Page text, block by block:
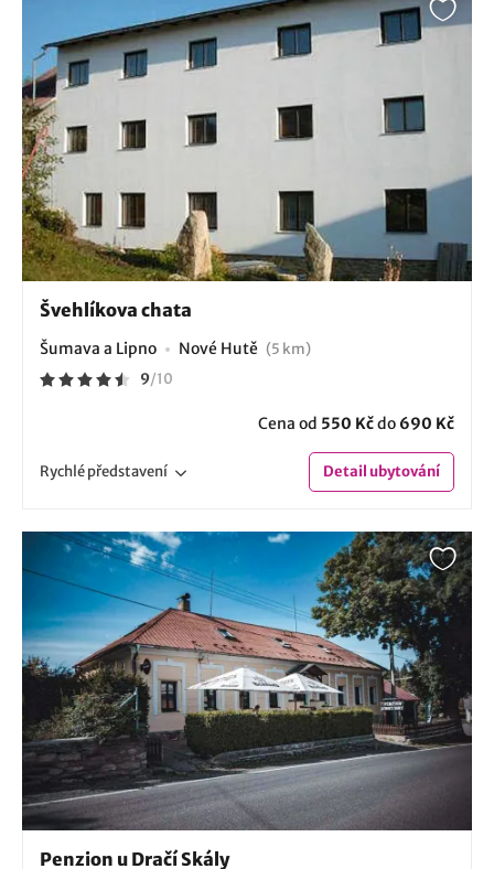
Švehlíkova chata
Šumava a Lipno Nové Hutě (5 km)
9/10
Cena od 550 Kčdo 690 Kč
Rychlépředstavení Detailubytování
Penzion u Dračí Skály